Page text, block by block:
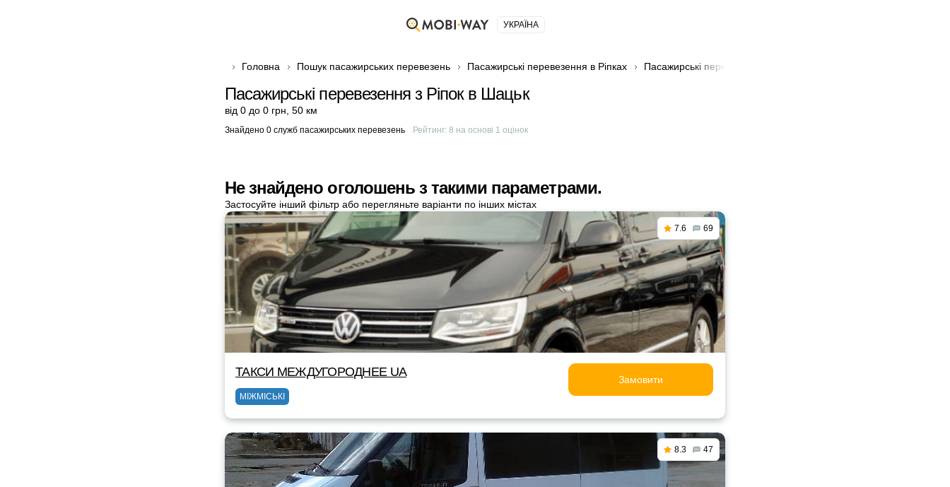
УКРАЇНА
Головна Пошук пасажирських перевезень Пасажирські перевезення в Ріпках Пасажирські перевезення з Ріпок в Шацьк
Пасажирські перевезення з Ріпок в Шацьк
від 0 до 0 грн 50 км
Знайдено 0 служб пасажирських перевезень Рейтинг: 8 на основі 1 оцінок
Не знайдено оголошень з такими параметрами.
Застосуйте інший фільтр або перегляньте варіанти по інших містах
7.6 69
ТАКСИ MEЖДУГОРОДНEE UA
МІЖМІСЬКІ
Замовити
8.3 47